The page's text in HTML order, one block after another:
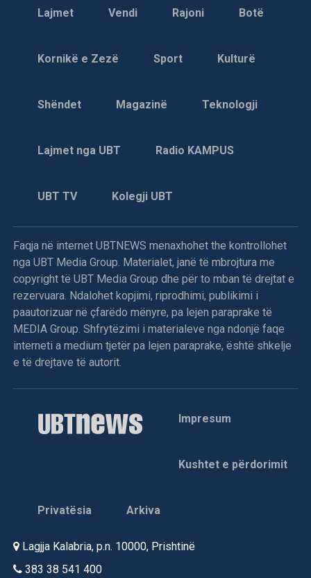
Lajmet Vendi Rajoni Botë
Kornikë e Zezë Sport Kulturë
Shëndet Magazinë Teknologji
Lajmet nga UBT Radio KAMPUS
UBT TV Kolegji UBT
Faqja në internet UBTNEWS menaxhohet the kontrollohet
nga UBT Media Group. Materialet, janë të mbrojtura me
copyright të UBT Media Group dhe për to mban të drejtat e
rezervuara. Ndalohet kopjimi, riprodhimi, publikimi i
paautorizuar në çfarëdo mënyre, pa lejen paraprake të
MEDIA Group. Shfrytëzimi i materialeve nga ndonjë faqe
interneti a medium tjetër pa lejen paraprake, është shkelje
e të drejtave të autorit.
Impresum
Kushtet e përdorimit
Privatësia Arkiva
Lagjja Kalabria, p.n. 10000, Prishtinë
383 38 541 400